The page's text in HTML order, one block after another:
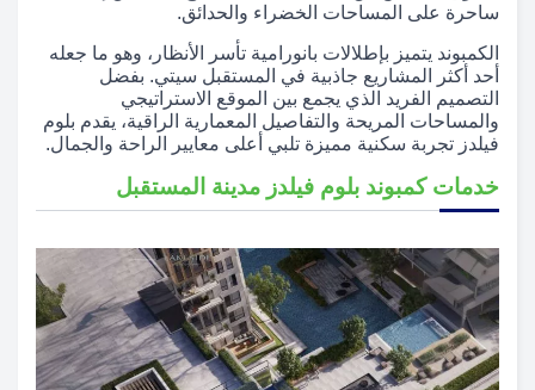
ساحرة على المساحات الخضراء والحدائق.
الكمبوند يتميز بإطلالات بانورامية تأسر الأنظار، وهو ما جعله
أحد أكثر المشاريع جاذبية في المستقبل سيتي. بفضل
التصميم الفريد الذي يجمع بين الموقع الاستراتيجي
والمساحات المريحة والتفاصيل المعمارية الراقية، يقدم بلوم
فيلدز تجربة سكنية مميزة تلبي أعلى معايير الراحة والجمال.
خدمات كمبوند بلوم فيلدز مدينة المستقبل